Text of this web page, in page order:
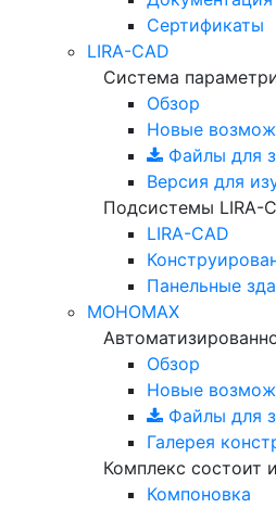
Сертификаты
LIRA-CAD
Система
Обзор
Новые
Файлы для
Версия для
Подсистемы LIRA-
LIRA-CAD
Панельные
МОНОМАХ
Обзор
Новые
Файлы для
Галерея
Комплекс состоит
Компоновка